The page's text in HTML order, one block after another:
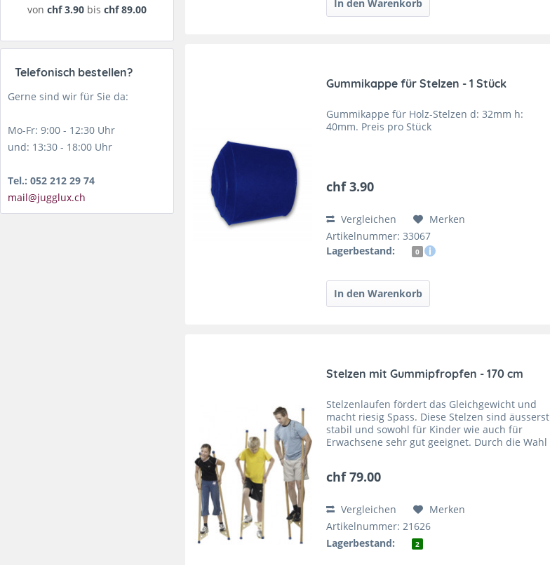
von chf 3.90 bis chf 89.00
Telefonisch bestellen?
Gerne sind wir für Sie da:
Mo-Fr: 9:00 - 12:30 Uhr
und: 13:30 - 18:00 Uhr
Tel.: 052 212 29 74
mail@jugglux.ch
Gummikappe für Stelzen - 1 Stück
Gummikappe für Holz-Stelzen d: 32mm h:
40mm. Preis pro Stück
chf 3.90
Vergleichen
Merken
Artikelnummer: 33067
Lagerbestand:
0
Stelzen mit Gummipfropfen - 170 cm
Stelzenlaufen fördert das Gleichgewicht und
macht riesig Spass. Diese Stelzen sind äusserst
stabil und sowohl für Kinder wie auch für
Erwachsene sehr gut geeignet. Durch die Wahl
chf 79.00
Vergleichen
Merken
Artikelnummer: 21626
Lagerbestand:
2